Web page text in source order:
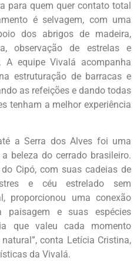
para quem quer contato total
é selvagem, com uma
dos abrigos de madeira,
observação de estrelas e
A equipe Vivalá acompanha
estruturação de barracas e
as refeições e dando todas
tenham a melhor experiência
a Serra dos Alves foi uma
beleza do cerrado brasileiro.
Cipó, com suas cadeias de
e céu estrelado sem
proporcionou uma conexão
paisagem e suas espécies
que valeu cada momento
conta Letícia Cristina,
da Vivalá.